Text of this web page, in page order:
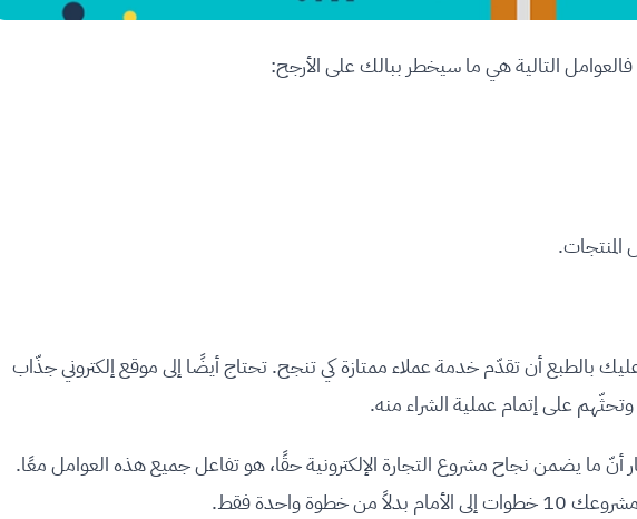
التالية هي ما سيخطر ببالك على الأرجح:
بالطبع أن تقدّم خدمة عملاء ممتازة كي تنجح. تحتاج أيضًا إلى موقع إلكتروني جذّاب
على إتمام عملية الشراء منه.
أنّ ما يضمن نجاح مشروع التجارة الإلكترونية حقًا، هو تفاعل جميع هذه العوامل معًا.
خطوة واحدة فقط.